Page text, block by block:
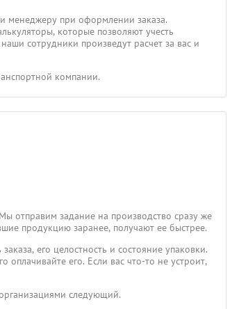
менеджеру при оформлении заказа.
которые позволяют учесть
сотрудники произведут расчет за вас и
компании.
отправим задание на производство сразу же
продукцию заранее, получают ее быстрее.
его целостность и состояние упаковки.
оплачивайте его. Если вас что-то не устроит,
следующий.